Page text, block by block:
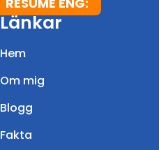
Länkar
Hem
Om mig
Blogg
Fakta